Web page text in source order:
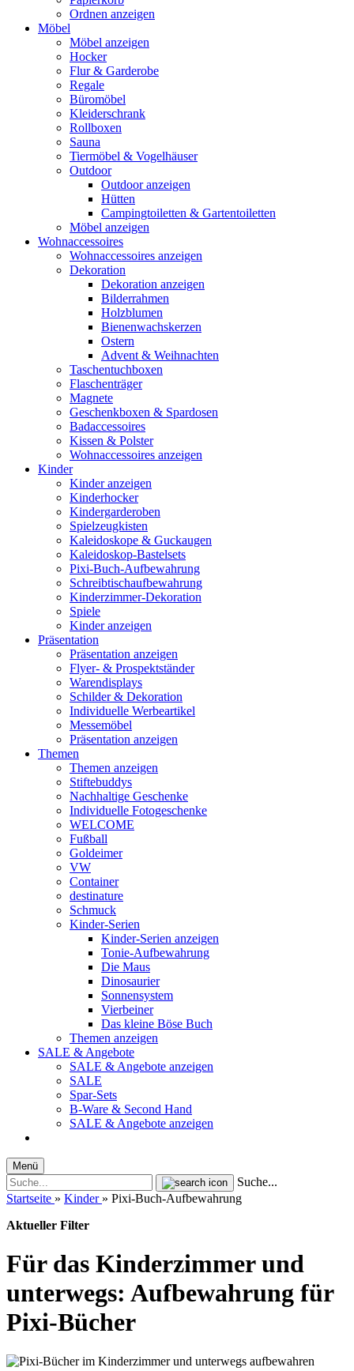
Ordnen anzeigen
Möbel
Möbel anzeigen
Hocker
Flur & Garderobe
Regale
Büromöbel
Kleiderschrank
Rollboxen
Sauna
Tiermöbel & Vogelhäuser
Outdoor
Outdoor anzeigen
Hütten
Campingtoiletten & Gartentoiletten
Möbel anzeigen
Wohnaccessoires
Wohnaccessoires anzeigen
Dekoration
Dekoration anzeigen
Bilderrahmen
Holzblumen
Bienenwachskerzen
Ostern
Advent & Weihnachten
Taschentuchboxen
Flaschenträger
Magnete
Geschenkboxen & Spardosen
Badaccessoires
Kissen & Polster
Wohnaccessoires anzeigen
Kinder
Kinder anzeigen
Kinderhocker
Kindergarderoben
Spielzeugkisten
Kaleidoskope & Guckaugen
Kaleidoskop-Bastelsets
Pixi-Buch-Aufbewahrung
Schreibtischaufbewahrung
Kinderzimmer-Dekoration
Spiele
Kinder anzeigen
Präsentation
Präsentation anzeigen
Flyer- & Prospektständer
Warendisplays
Schilder & Dekoration
Individuelle Werbeartikel
Messemöbel
Präsentation anzeigen
Themen
Themen anzeigen
Stiftebuddys
Nachhaltige Geschenke
Individuelle Fotogeschenke
WELCOME
Fußball
Goldeimer
VW
Container
destinature
Schmuck
Kinder-Serien
Kinder-Serien anzeigen
Tonie-Aufbewahrung
Die Maus
Dinosaurier
Sonnensystem
Vierbeiner
Das kleine Böse Buch
Themen anzeigen
SALE & Angebote
SALE & Angebote anzeigen
SALE
Spar-Sets
B-Ware & Second Hand
SALE & Angebote anzeigen
Menü
Suche...
Startseite » Kinder » Pixi-Buch-Aufbewahrung
Aktueller Filter
Für das Kinderzimmer und
unterwegs: Aufbewahrung für
Pixi-Bücher